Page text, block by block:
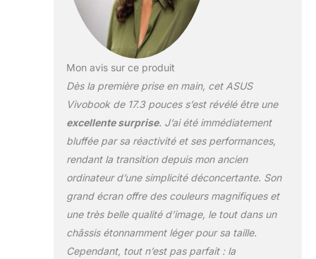
Mon avis sur ce produit
Dès la première prise en main, cet ASUS
Vivobook de 17.3 pouces s’est révélé être une
excellente surprise. J’ai été immédiatement
bluffée par sa réactivité et ses performances,
rendant la transition depuis mon ancien
ordinateur d’une simplicité déconcertante. Son
grand écran offre des couleurs magnifiques et
une très belle qualité d’image, le tout dans un
châssis étonnamment léger pour sa taille.
Cependant, tout n’est pas parfait : la